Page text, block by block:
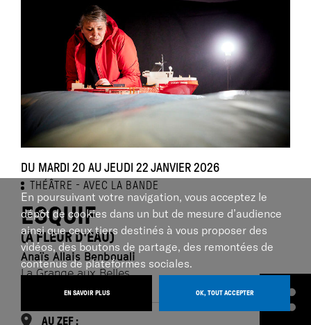
DU MARDI 20 AU JEUDI 22 JANVIER 2026
THÉÂTRE AVEC LA BANDE
ESQUIF
(À FLEUR D'EAU)
Anaïs Allais Benbouali
La Grange aux Belles
AU ZEF :
En poursuivant votre navigation, vous acceptez le
dépôt de cookies dans un but de mesure d’audience
ainsi que ceux tiers destinés à vous proposer des
vidéos, des boutons de partage, des remontées de
contenus de plateformes sociales.
EN SAVOIR PLUS OK, TOUT ACCEPTER